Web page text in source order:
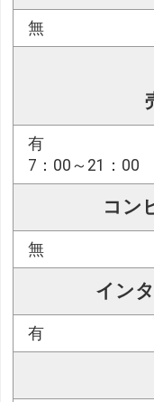
無
有
7：00～21：00
コン
無
イン
有